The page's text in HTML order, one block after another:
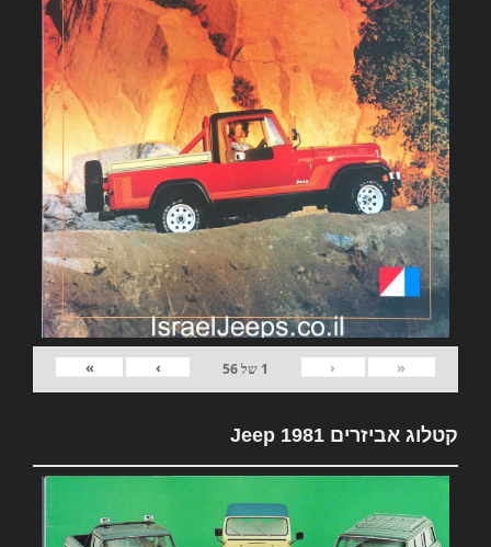
«
‹
1 של56
›
»
קטלוג אביזרים 1981 Jeep